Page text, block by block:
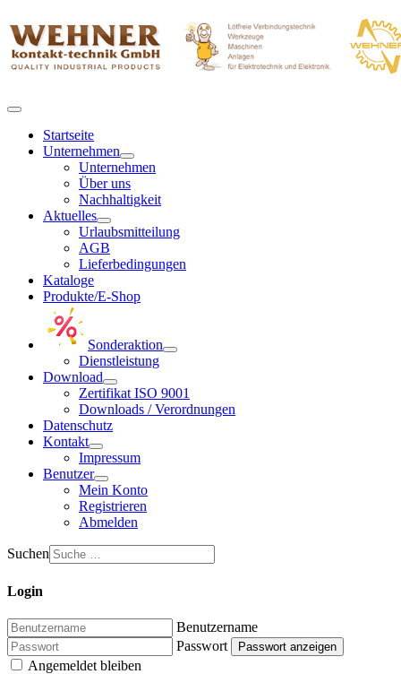
Startseite
Unternehmen
Unternehmen
Über uns
Nachhaltigkeit
Aktuelles
Urlaubsmitteilung
AGB
Lieferbedingungen
Kataloge
Produkte/E-Shop
Sonderaktion
Dienstleistung
Download
Zertifikat ISO 9001
Downloads / Verordnungen
Datenschutz
Kontakt
Impressum
Benutzer
Mein Konto
Registrieren
Abmelden
Suchen
Login
Benutzername
Passwort
Passwort anzeigen
Angemeldet bleiben